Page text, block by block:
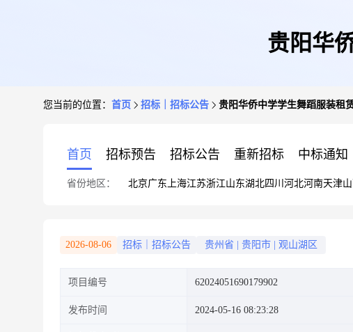
贵阳华
您当前的位置： 首页 招标｜招标公告 贵阳华侨中学学生舞蹈服装租
首页 招标预告 招标公告 重新招标 中标通知
省份地区： 北京广东 上海江苏浙江山东湖北四川 河北河南天津
2026-08-06 招标｜招标公告 贵州省 贵阳市 观山湖区
项目编号 62024051690179902
发布时间 2024-05-16 08:23:28